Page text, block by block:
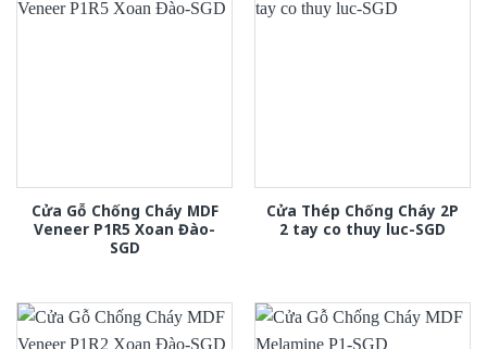
Cửa Gỗ Chống Cháy MDF
Veneer P1R5 Xoan Đào-
SGD
Cửa Thép Chống Cháy 2P
2 tay co thuy luc-SGD